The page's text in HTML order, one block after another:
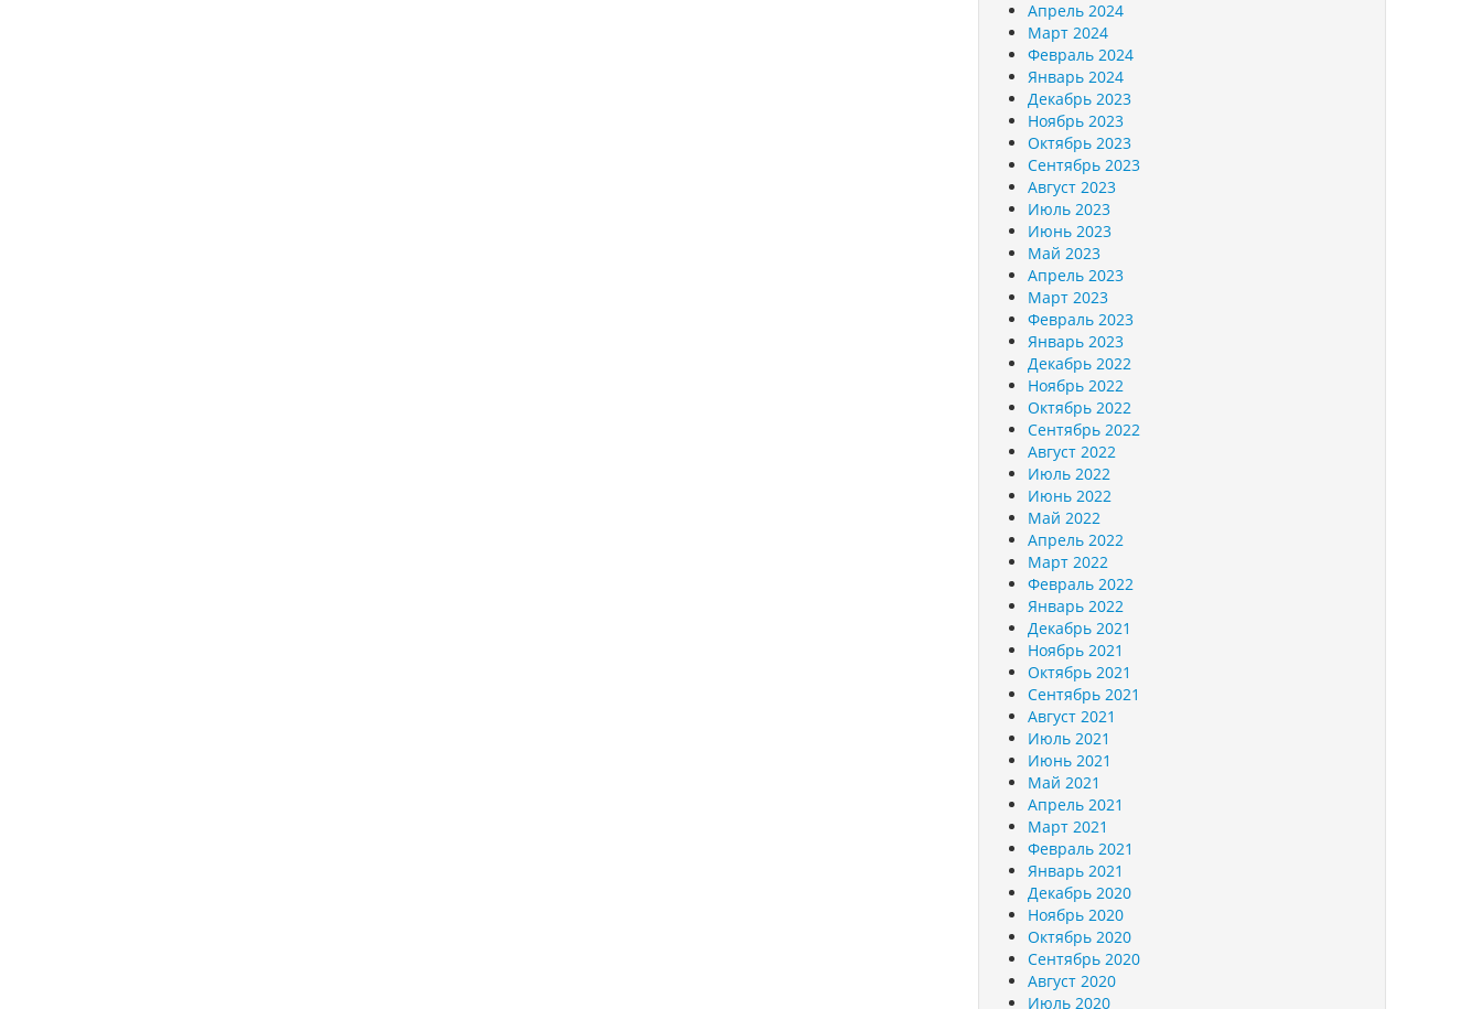
Апрель 2024
Март 2024
Февраль 2024
Январь 2024
Декабрь 2023
Ноябрь 2023
Октябрь 2023
Сентябрь 2023
Август 2023
Июль 2023
Июнь 2023
Май 2023
Апрель 2023
Март 2023
Февраль 2023
Январь 2023
Декабрь 2022
Ноябрь 2022
Октябрь 2022
Сентябрь 2022
Август 2022
Июль 2022
Июнь 2022
Май 2022
Апрель 2022
Март 2022
Февраль 2022
Январь 2022
Декабрь 2021
Ноябрь 2021
Октябрь 2021
Сентябрь 2021
Август 2021
Июль 2021
Июнь 2021
Май 2021
Апрель 2021
Март 2021
Февраль 2021
Январь 2021
Декабрь 2020
Ноябрь 2020
Октябрь 2020
Сентябрь 2020
Август 2020
Июль 2020